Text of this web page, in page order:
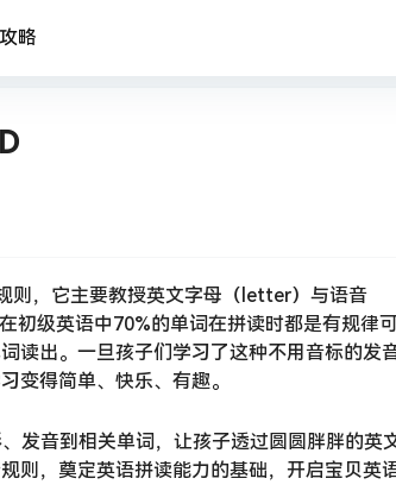
略
则，它主要教授英文字母（letter）与语音
初级英语中70%的单词在拼读时都是有规律
读出。一旦孩子们学习了这种不用音标的发
变得简单、快乐、有趣。
发音到相关单词，让孩子透过圆圆胖胖的英
则，奠定英语拼读能力的基础，开启宝贝英